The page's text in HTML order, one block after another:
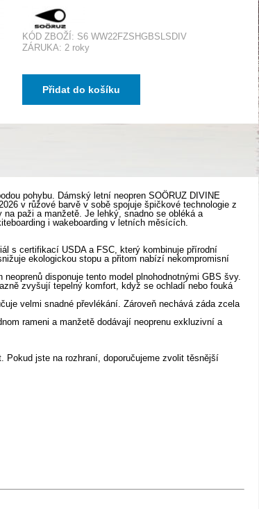
KÓD ZBOŽÍ: S6 WW22FZSHGBSLSDIV
ZÁRUKA: 2 roky
Přidat do košíku
pohybu. Dámský letní neopren SOÖRUZ DIVINE
v růžové barvě v sobě spojuje špičkové technologie z
paži a manžetě. Je lehký, snadno se obléká a
i wakeboarding v letních měsících.
s certifikací USDA a FSC, který kombinuje přírodní
ekologickou stopu a přitom nabízí nekompromisní
disponuje tento model plnohodnotnými GBS švy.
zvyšují tepelný komfort, když se ochladí nebo fouká
velmi snadné převlékání. Zároveň nechává záda zcela
rameni a manžetě dodávají neoprenu exkluzivní a
Pokud jste na rozhraní, doporučujeme zvolit těsnější